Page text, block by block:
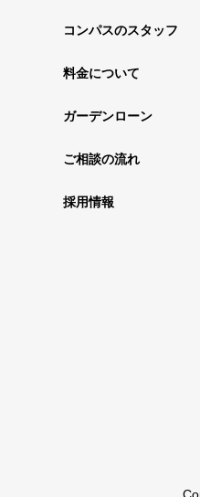
コンパスのスタッフ
料金について
ガーデンローン
ご相談の流れ
採用情報